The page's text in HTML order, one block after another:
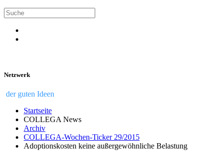
Netzwerk
der guten Ideen
Startseite
COLLEGA News
Archiv
COLLEGA-Wochen-Ticker 29/2015
Adoptionskosten keine außergewöhnliche Belastung